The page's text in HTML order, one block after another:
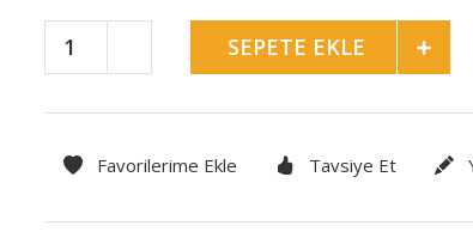
SEPETE EKLE
Tavsiye Et